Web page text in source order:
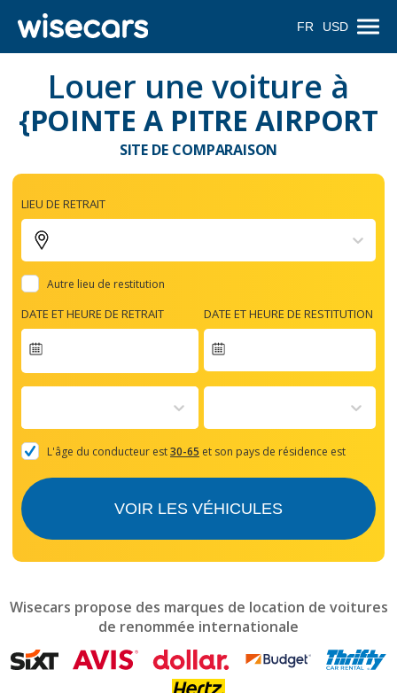
FR USD
Louer une voiture à
{POINTE A PITRE AIRPORT
SITE DE COMPARAISON
LIEU DE RETRAIT
Autre lieu de restitution
DATE ET HEURE DE RETRAIT
forward
with
the
and
mark
get
the
DATE ET HEURE DE RESTITUTION
L'âge du conducteur est30-65 et son pays de résidence est
VOIR LES VÉHICULES
Wisecars propose des marques de location de voitures
de renommée internationale